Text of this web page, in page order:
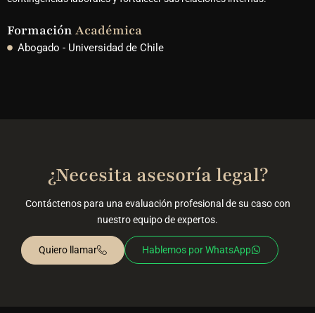
Formación Académica
Abogado - Universidad de Chile
¿Necesita asesoría legal?
Contáctenos para una evaluación profesional de su caso con
nuestro equipo de expertos.
Quiero llamar Hablemos por WhatsApp